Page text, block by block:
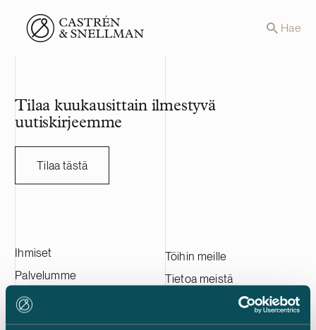
Front page Hae
Tilaa kuukausittain ilmestyvä
uutiskirjeemme
Tilaa tästä
Ihmiset
Palvelumme
Asiakkaitamme
Ajankohtaista
Töihin meille
Tietoa meistä